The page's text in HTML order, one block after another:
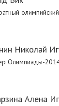
Николай
Олимпиады-
Алена